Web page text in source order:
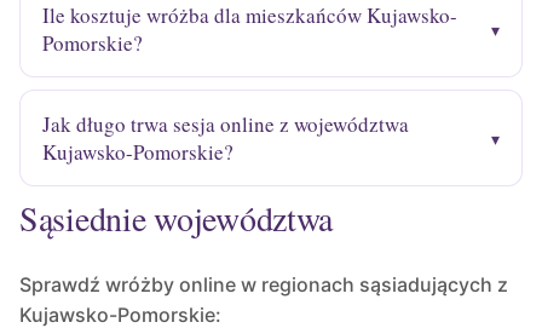
Ile kosztuje wróżba dla mieszkańców Kujawsko-
Pomorskie?
Jak długo trwa sesja online z województwa
Kujawsko-Pomorskie?
Sąsiednie województwa
Sprawdź wróżby online w regionach sąsiadujących z
Kujawsko-Pomorskie: